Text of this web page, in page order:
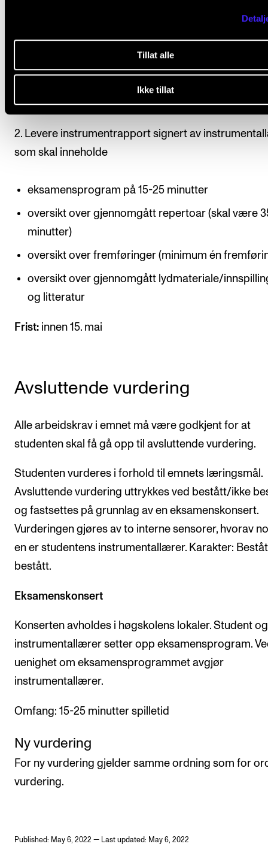
Tillat alle
Ikke tillat
1. Obligatorisk deltagelse på forum og
det forventes aktiv deltakelse
Protokoll føres av koordinator/faglærer.
2. Levere instrumentrapport signert av
som skal inneholde
eksamensprogram på 15-25 minutter
oversikt over gjennomgått repertoar (skal være
minutter)
oversikt over fremføringer (minimum én
oversikt over gjennomgått lydmateriale/
og litteratur
Frist: innen 15. mai
Avsluttende vurdering
Alle arbeidskrav i emnet må være godkjent for at
studenten skal få gå opp til avsluttende vurdering.
Studenten vurderes i forhold til emnets læringsmål.
Avsluttende vurdering uttrykkes ved bestått/ikke
og fastsettes på grunnlag av en eksamenskonsert.
Vurderingen gjøres av to interne sensorer, hvorav
en er studentens instrumentallærer. Karakter:
bestått.
Eksamenskonsert
Konserten avholdes i høgskolens lokaler. Student og
instrumentallærer setter opp eksamensprogram.
uenighet om eksamensprogrammet avgjør
instrumentallærer.
Omfang: 15-25 minutter spilletid
Ny vurdering
For ny vurdering gjelder samme ordning som for
vurdering.
Published: May 6, 2022 — Last updated: May 6, 2022